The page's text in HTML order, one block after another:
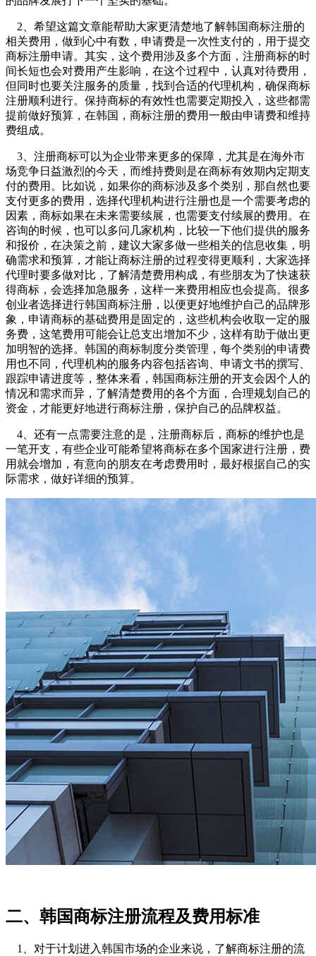
2、希望这篇文章能帮助大家更清楚地了解韩国商标注册的
相关费用，做到心中有数，申请费是一次性支付的，用于提交
商标注册申请。其实，这个费用涉及多个方面，注册商标的时
间长短也会对费用产生影响，在这个过程中，认真对待费用，
但同时也要关注服务的质量，找到合适的代理机构，确保商标
注册顺利进行。保持商标的有效性也需要定期投入，这些都需
提前做好预算，在韩国，商标注册的费用一般由申请费和维持
费组成。
3、注册商标可以为企业带来更多的保障，尤其是在海外市
场竞争日益激烈的今天，而维持费则是在商标有效期内定期支
付的费用。比如说，如果你的商标涉及多个类别，那自然也要
支付更多的费用，选择代理机构进行注册也是一个需要考虑的
因素，商标如果在未来需要续展，也需要支付续展的费用。在
咨询的时候，也可以多问几家机构，比较一下他们提供的服务
和报价，在决策之前，建议大家多做一些相关的信息收集，明
确需求和预算，才能让商标注册的过程变得更顺利，大家选择
代理时要多做对比，了解清楚费用构成，有些朋友为了快速获
得商标，会选择加急服务，这样一来费用相应也会提高。很多
创业者选择进行韩国商标注册，以便更好地维护自己的品牌形
象，申请商标的基础费用是固定的，这些机构会收取一定的服
务费，这笔费用可能会让总支出增加不少，这样有助于做出更
加明智的选择。韩国的商标制度分类管理，每个类别的申请费
用也不同，代理机构的服务内容包括咨询、申请文书的撰写、
跟踪申请进度等，整体来看，韩国商标注册的开支会因个人的
情况和需求而异，了解清楚费用的各个方面，合理规划自己的
资金，才能更好地进行商标注册，保护自己的品牌权益。
4、还有一点需要注意的是，注册商标后，商标的维护也是
一笔开支，有些企业可能希望将商标在多个国家进行注册，费
用就会增加，有意向的朋友在考虑费用时，最好根据自己的实
际需求，做好详细的预算。
二、韩国商标注册流程及费用标准
1、对于计划进入韩国市场的企业来说，了解商标注册的流